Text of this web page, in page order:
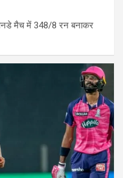
मैच में 348/8 रन बनाकर